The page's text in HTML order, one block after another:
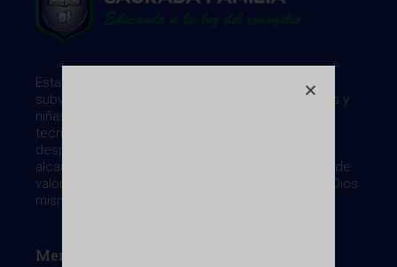
Establecimiento de Educación General Básica
subvencionado. Desde 1898 ayudando a los niños y
niñas, en una sociedad desarrollada científica y
tecnológicamente, impidiendoles la
despersonalización y la masificación, haciéndoles
alcanzar la libertad interna, gracias a la formación de
valores, que nos entrega el Evangelio cuyo fin es Dios
mismo, centrado en la persona de Cristo.
Menu